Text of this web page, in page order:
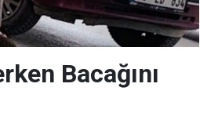
Bacağını